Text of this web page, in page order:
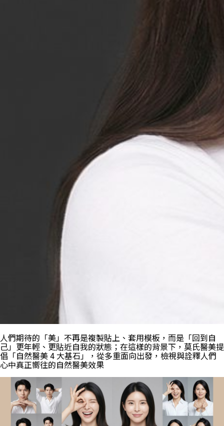
人們期待的「美」不再是複製貼上、套用模板，而是「回到自
己」更年輕、更貼近自我的狀態；在這樣的背景下，莫氏醫美提
倡「自然醫美 4 大基石」，從多重面向出發，檢視與詮釋人們
心中真正嚮往的自然醫美效果